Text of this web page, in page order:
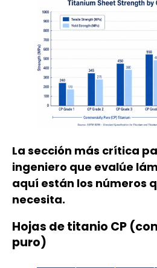
La sección más crítica
ingeniero que evalúe
aquí están los números
necesita.
Hojas de titanio CP
puro)